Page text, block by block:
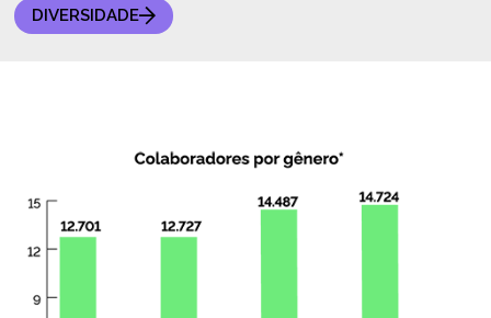
DIVERSIDADE